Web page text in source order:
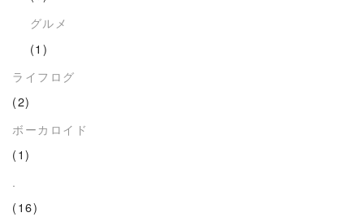
グルメ
(1)
ライフログ
(2)
ボーカロイド
(1)
.
(16)